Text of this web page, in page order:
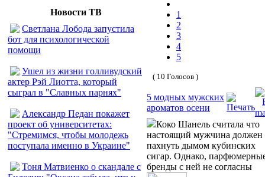
Новости ТВ
Светлана Лобода запустила
бот для психологической
помощи
Ушел из жизни голливудский
актер Рэй Лиотта, который
сыграл в "Славных парнях"
Александр Педан покажет
проект об университетах:
"Стремимся, чтобы молодежь
поступала именно в Украине"
Тоня Матвиенко о скандале с
1
2
3
4
5
( 10 Голосов )
5 модных мужских
ароматов осени
Коко Шанель считала что
настоящий мужчина должен
пахнуть дымом кубинских
сигар. Однако,
бренды с ней не согласны